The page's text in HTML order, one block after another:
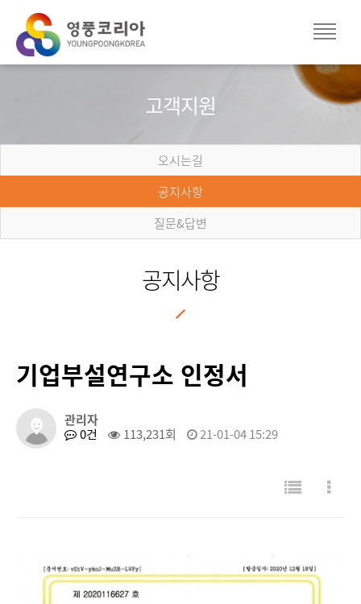
고객지원
오시는길
공지사항
질문&답변
공지사항
기업부설연구소 인정서
관리자
0건
113,231회 21-01-04 15:29